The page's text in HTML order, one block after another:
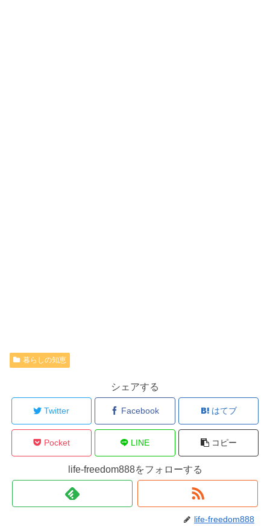
暮らしの知恵
シェアする
Twitter Facebook はてブ
Pocket LINE コピー
life-freedom888をフォローする
life-freedom888